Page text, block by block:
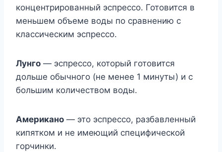
концентрированный эспрессо. Готовится в
меньшем объеме воды по сравнению с
классическим эспрессо.
Лунго — эспрессо, который готовится
дольше обычного (не менее 1 минуты) и с
большим количеством воды.
Американо — это эспрессо, разбавленный
кипятком и не имеющий специфической
горчинки.